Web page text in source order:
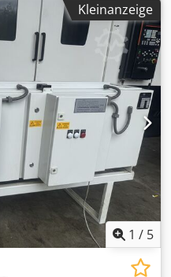
(Lagerspuren)
entnehmen Sie bitte
Die Rechnung
invoice will be enclosed
Kleinanzeige
1 / 5